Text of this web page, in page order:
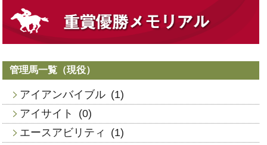
管理馬一覧（現役）
アイアンバイブル (1)
アイサイト
(0)
エースアビリティ
(1)